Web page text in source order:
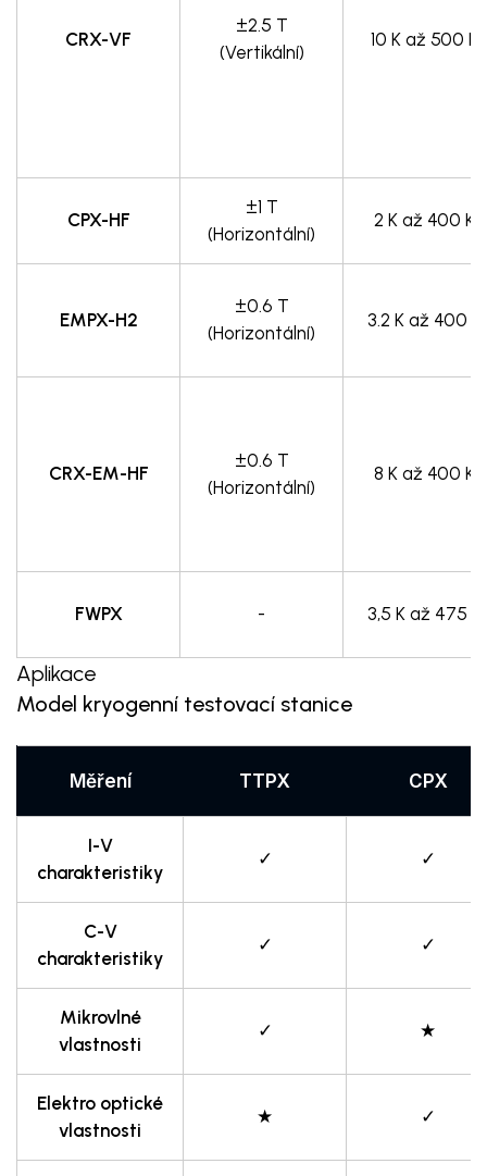
CRX-VF
±2.5 T
(Vertikální)
10 K až 500 K
CPX-HF
±1 T
(Horizontální)
2 K až 400 K
EMPX-H2
±0.6 T
(Horizontální)
3.2 K až 400 K
CRX-EM-HF
±0.6 T
(Horizontální)
8 K až 400 K
FWPX - 3,5 K až 475 K
Aplikace
Model kryogenní testovací stanice
Měření TTPX CPX
I-V
charakteristiky
✓ ✓
C-V
charakteristiky
✓ ✓
Mikrovlné
vlastnosti
✓ ★
Elektro optické
vlastnosti
★ ✓